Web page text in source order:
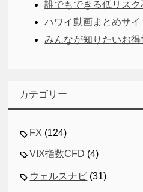
誰でもできる低リス
ハワイ動画まとめサイ
みんなが知りたいお得
カテゴリー
FX (124)
VIX指数CFD (4)
ウェルスナビ (31)